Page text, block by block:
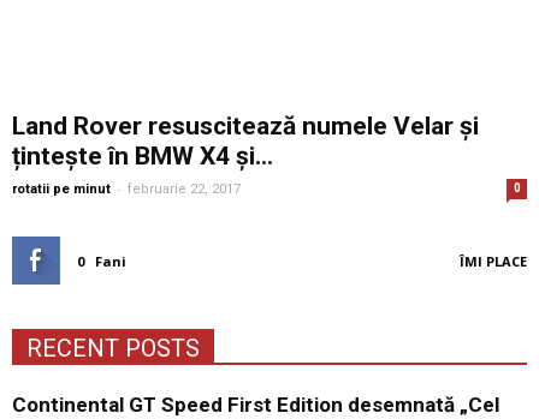
Land Rover resuscitează numele Velar și
țintește în BMW X4 și...
rotatii pe minut - februarie 22, 2017 0
0 Fani ÎMI PLACE
RECENT POSTS
Continental GT Speed First Edition desemnată „Cel